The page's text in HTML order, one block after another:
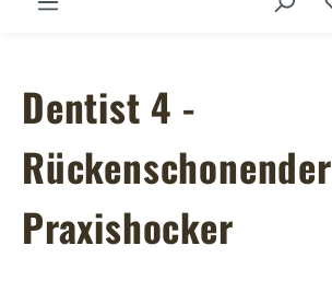
Dentist 4 -
Rückenschonender
Praxishocker